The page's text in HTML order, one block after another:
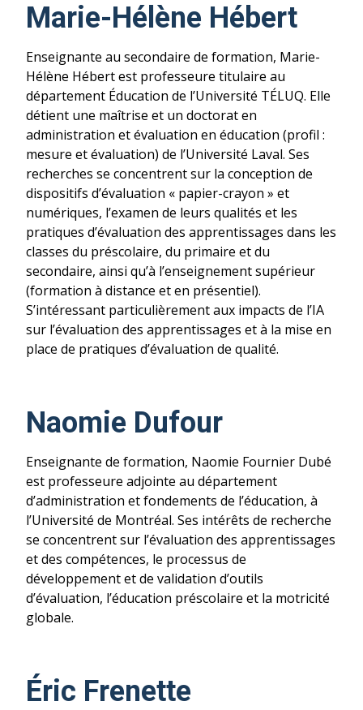
Marie-Hélène Hébert
Enseignante au secondaire de formation, Marie-
Hélène Hébert est professeure titulaire au
département Éducation de l’Université TÉLUQ. Elle
détient une maîtrise et un doctorat en
administration et évaluation en éducation (profil :
mesure et évaluation) de l’Université Laval. Ses
recherches se concentrent sur la conception de
dispositifs d’évaluation « papier-crayon » et
numériques, l’examen de leurs qualités et les
pratiques d’évaluation des apprentissages dans les
classes du préscolaire, du primaire et du
secondaire, ainsi qu’à l’enseignement supérieur
(formation à distance et en présentiel).
S’intéressant particulièrement aux impacts de l’IA
sur l’évaluation des apprentissages et à la mise en
place de pratiques d’évaluation de qualité.
Naomie Dufour
Enseignante de formation, Naomie Fournier Dubé
est professeure adjointe au département
d’administration et fondements de l’éducation, à
l’Université de Montréal. Ses intérêts de recherche
se concentrent sur l’évaluation des apprentissages
et des compétences, le processus de
développement et de validation d’outils
d’évaluation, l’éducation préscolaire et la motricité
globale.
Éric Frenette